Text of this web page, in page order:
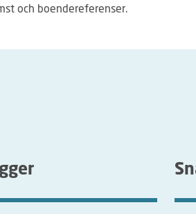
och boendereferenser.